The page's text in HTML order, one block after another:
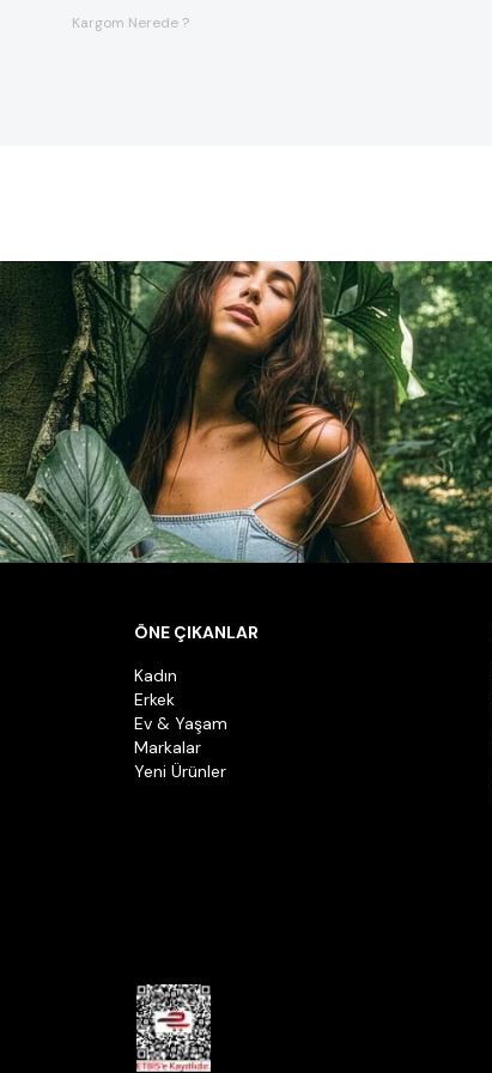
Kargom Nerede ?
ÖNE ÇIKANLAR
Kadın
Erkek
Ev & Yaşam
Markalar
Yeni Ürünler